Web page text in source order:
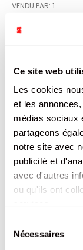
Ce site web
Les cookies
et les
médias sociaux
partageons
notre site avec
publicité et
avec d'autres
ou qu'ils ont
Nécessaires
VENDU PAR: 1
idéal pour vos
PRODUITS QUI
INTERESSER